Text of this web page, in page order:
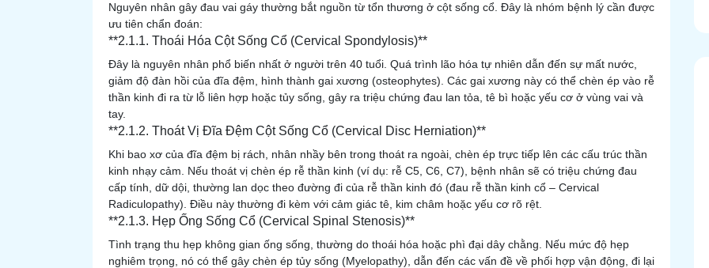
Nguyên nhân gây đau vai gáy thường bắt nguồn từ tổn thương ở cột sống cổ. Đây là nhóm bệnh lý cần được
ưu tiên chẩn đoán:
**2.1.1. Thoái Hóa Cột Sống Cổ (Cervical Spondylosis)**
Đây là nguyên nhân phổ biến nhất ở người trên 40 tuổi. Quá trình lão hóa tự nhiên dẫn đến sự mất nước,
giảm độ đàn hồi của đĩa đệm, hình thành gai xương (osteophytes). Các gai xương này có thể chèn ép vào rễ
thần kinh đi ra từ lỗ liên hợp hoặc tủy sống, gây ra triệu chứng đau lan tỏa, tê bì hoặc yếu cơ ở vùng vai và
tay.
**2.1.2. Thoát Vị Đĩa Đệm Cột Sống Cổ (Cervical Disc Herniation)**
Khi bao xơ của đĩa đệm bị rách, nhân nhầy bên trong thoát ra ngoài, chèn ép trực tiếp lên các cấu trúc thần
kinh nhạy cảm. Nếu thoát vị chèn ép rễ thần kinh (ví dụ: rễ C5, C6, C7), bệnh nhân sẽ có triệu chứng đau
cấp tính, dữ dội, thường lan dọc theo đường đi của rễ thần kinh đó (đau rễ thần kinh cổ – Cervical
Radiculopathy). Điều này thường đi kèm với cảm giác tê, kim châm hoặc yếu cơ rõ rệt.
**2.1.3. Hẹp Ống Sống Cổ (Cervical Spinal Stenosis)**
Tình trạng thu hẹp không gian ống sống, thường do thoái hóa hoặc phì đại dây chằng. Nếu mức độ hẹp
nghiêm trọng, nó có thể gây chèn ép tủy sống (Myelopathy), dẫn đến các vấn đề về phối hợp vận động, đi lại